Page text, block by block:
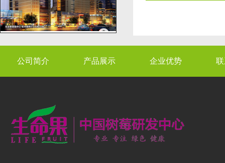
公司简介 产品展示 企业优势